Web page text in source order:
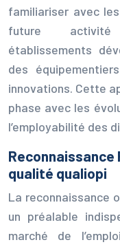
familiariser avec
future activité
établissements
des
innovations. Cette
phase avec les
l’employabilité des
qualité qualiopi
La reconnaissance
un préalable
marché de